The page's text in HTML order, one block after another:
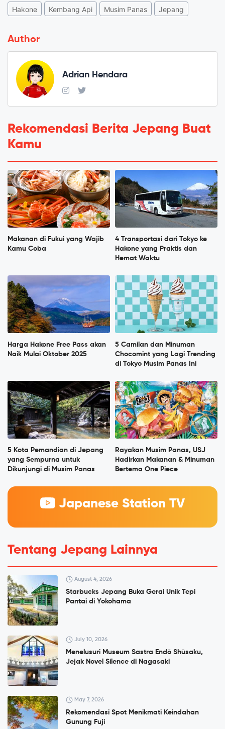
Hakone Kembang Api Musim Panas Jepang
Author
Adrian Hendara
Rekomendasi Berita Jepang Buat
Kamu
Makanan di Fukui yang Wajib
Kamu Coba
4 Transportasi dari Tokyo ke
Hakone yang Praktis dan
Hemat Waktu
Harga Hakone Free Pass akan
Naik Mulai Oktober 2025
5 Camilan dan Minuman
Chocomint yang Lagi Trending
di Tokyo Musim Panas Ini
5 Kota Pemandian di Jepang
yang Sempurna untuk
Dikunjungi di Musim Panas
Rayakan Musim Panas, USJ
Hadirkan Makanan & Minuman
Bertema One Piece
Japanese Station TV
Tentang Jepang Lainnya
August 4, 2026
Starbucks Jepang Buka Gerai Unik Tepi
Pantai di Yokohama
July 10, 2026
Menelusuri Museum Sastra Endō Shūsaku,
Jejak Novel Silence di Nagasaki
May 7, 2026
Rekomendasi Spot Menikmati Keindahan
Gunung Fuji